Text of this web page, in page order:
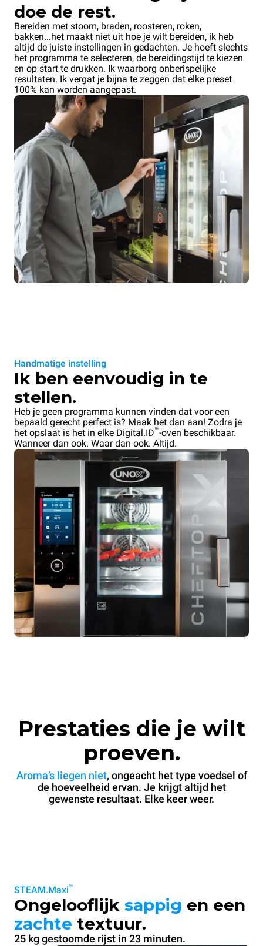
doe de rest.
Bereiden met stoom, braden, roosteren, roken,
bakken...het maakt niet uit hoe je wilt bereiden, ik heb
altijd de juiste instellingen in gedachten. Je hoeft slechts
het programma te selecteren, de bereidingstijd te kiezen
en op start te drukken. Ik waarborg onberispelijke
resultaten. Ik vergat je bijna te zeggen dat elke preset
100% kan worden aangepast.
Handmatige instelling
Ik ben eenvoudig in te
stellen.
Heb je geen programma kunnen vinden dat voor een
bepaald gerecht perfect is? Maak het dan aan! Zodra je
het opslaat is het in elke Digital.ID™-oven beschikbaar.
Wanneer dan ook. Waar dan ook. Altijd.
Prestaties die je wilt
proeven.
Aroma’s liegen niet, ongeacht het type voedsel of
de hoeveelheid ervan. Je krijgt altijd het
gewenste resultaat. Elke keer weer.
STEAM.Maxi™
Ongelooflijk sappig en een
zachte textuur.
25 kg gestoomde rijst in 23 minuten.